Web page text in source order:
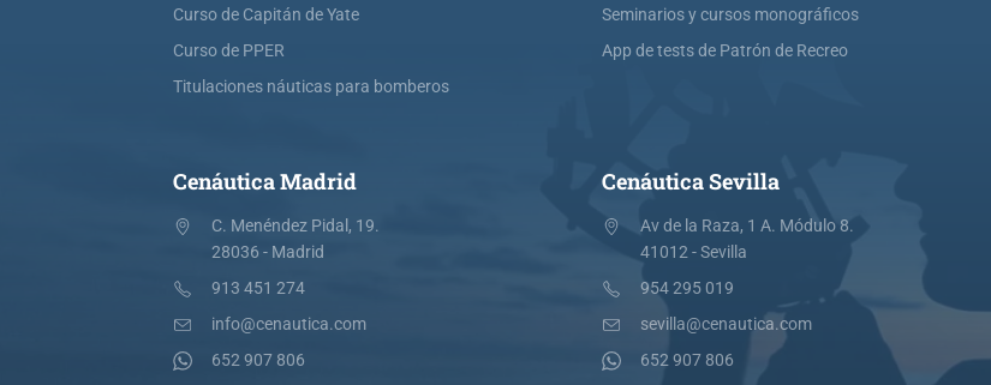
Curso de Capitán de Yate
Curso de PPER
Titulaciones náuticas para bomberos
Seminarios y cursos monográficos
App de tests de Patrón de Recreo
Cenáutica Madrid
C. Menéndez Pidal, 19.
28036 - Madrid
913 451 274
info@cenautica.com
652 907 806
Cenáutica Sevilla
Av de la Raza, 1 A. Módulo 8.
41012 - Sevilla
954 295 019
sevilla@cenautica.com
652 907 806